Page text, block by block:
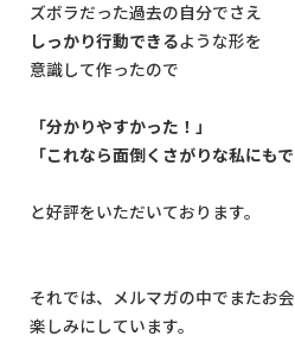
ズボラだった過去の自分でさえ
しっかり行動できるような形を
意識して作ったので
「分かりやすかった！」
「これなら面倒くさがりな私にも
と好評をいただいております。
それでは、メルマガの中でまたお
楽しみにしています。